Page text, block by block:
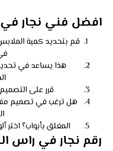
افضل فني نجار
قم بتحديد كمية
هذا يساعد في
قرر على
هل ترغب في تصميم
المغلق بأبواب؟ اختر
رقم نجار في راس